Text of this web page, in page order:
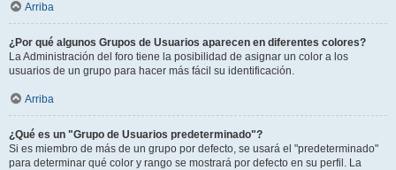
Arriba
¿Por qué algunos Grupos de Usuarios aparecen en diferentes colores?
La Administración del foro tiene la posibilidad de asignar un color a los
usuarios de un grupo para hacer más fácil su identificación.
Arriba
¿Qué es un "Grupo de Usuarios predeterminado"?
Si es miembro de más de un grupo por defecto, se usará el "predeterminado"
para determinar qué color y rango se mostrará por defecto en su perfil. La